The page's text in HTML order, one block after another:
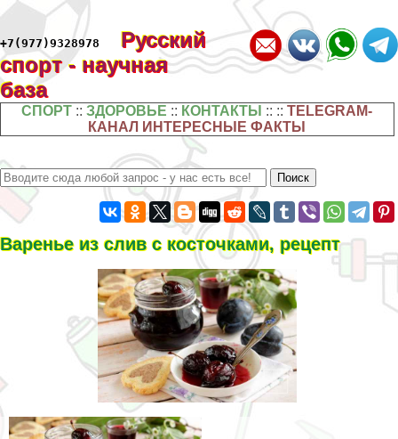
+7(977)9328978
Русский
спорт - научная
база
СПОРТ ::ЗДОРОВЬЕ :: КОНТАКТЫ :: ::TELEGRAM-
КАНАЛ ИНТЕРЕСНЫЕ ФАКТЫ
Варенье из слив с косточками, рецепт